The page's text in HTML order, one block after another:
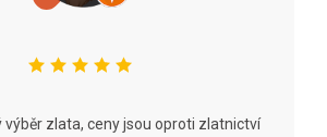
výběr zlata, ceny jsou oproti zlatnictví